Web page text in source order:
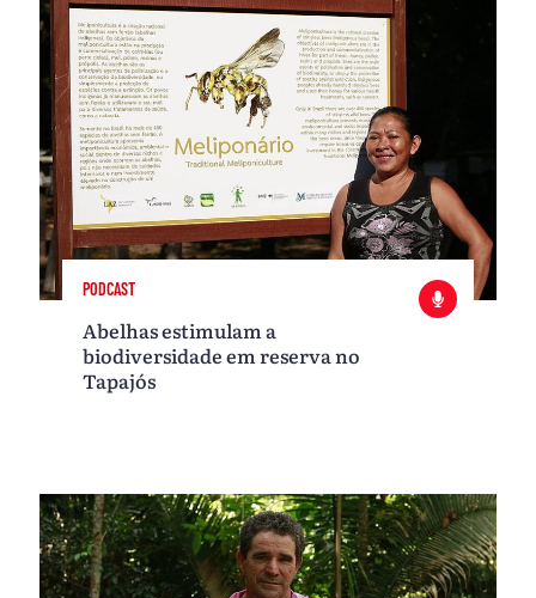
PODCAST
Abelhas estimulam a
biodiversidade em reserva no
Tapajós